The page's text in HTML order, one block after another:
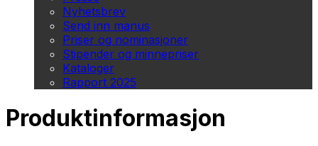
Nyhetsbrev
Send inn manus
Priser og nominasjoner
Stipender og minnepriser
Kataloger
Rapport 2025
Produktinformasjon